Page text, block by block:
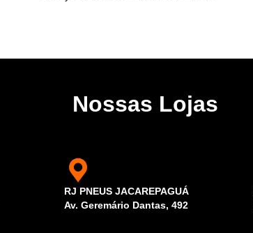
Nossas Lojas
RJ PNEUS JACAREPAGUÁ
Av. Geremário Dantas, 492